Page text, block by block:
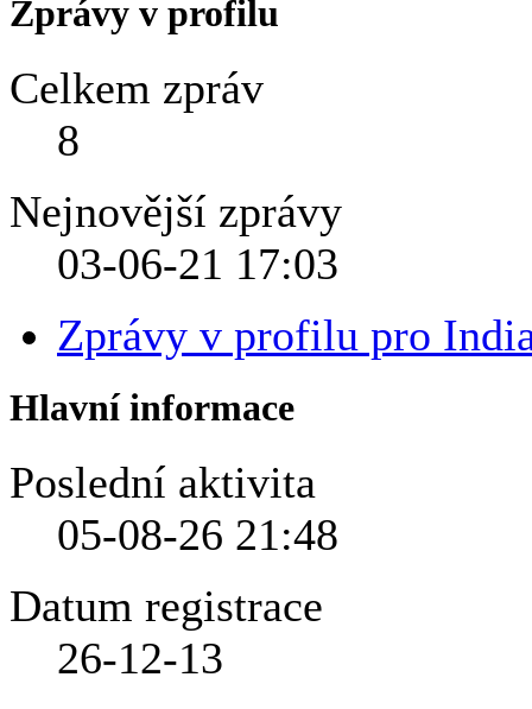
Zprávy v profilu
Celkem zpráv
8
Nejnovější zprávy
03-06-21 17:03
Zprávy v profilu pro
Hlavní informace
Poslední aktivita
05-08-26 21:48
Datum registrace
26-12-13